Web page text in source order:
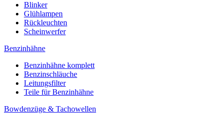
Blinker
Glühlampen
Rückleuchten
Scheinwerfer
Benzinhähne
Benzinhähne komplett
Benzinschläuche
Leitungsfilter
Teile für Benzinhähne
Bowdenzüge & Tachowellen